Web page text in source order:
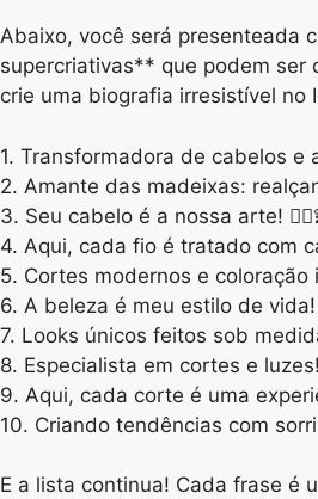
Abaixo, você será presenteada
supercriativas** que podem ser
crie uma biografia irresistível no
1. Transformadora de cabelos e
2. Amante das madeixas:
3. Seu cabelo é a nossa arte!
4. Aqui, cada fio é tratado com
5. Cortes modernos e
6. A beleza é meu estilo de vida!
7. Looks únicos feitos sob
8. Especialista em cortes e luzes!
9. Aqui, cada corte é uma
10. Criando tendências com
E a lista continua! Cada frase é